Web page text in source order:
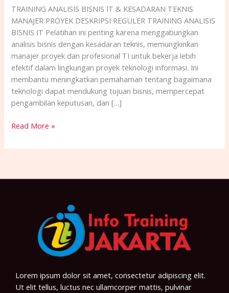
TRAINING ANALISIS BISNIS IT & KESADARAN TEKNIS
MANAJER PROYEK DESKRIPSI REGULER TRAINING ANALISIS
BISNIS IT Pelatihan ini penting karena menggabungkan
analisis bisnis dengan kesadaran teknis, memungkinkan
manajer proyek dan profesional TI untuk bekerja lebih
efektif dalam lingkungan proyek teknologi informasi. Ini
membantu meningkatkan pemahaman tentang bagaimana
teknologi dapat mendukung tujuan bisnis, mempercepat
pengambilan keputusan, dan […]
Read More »
Lorem ipsum dolor sit amet, consectetur adipiscing elit.
Ut elit tellus, luctus nec ullamcorper mattis, pulvinar